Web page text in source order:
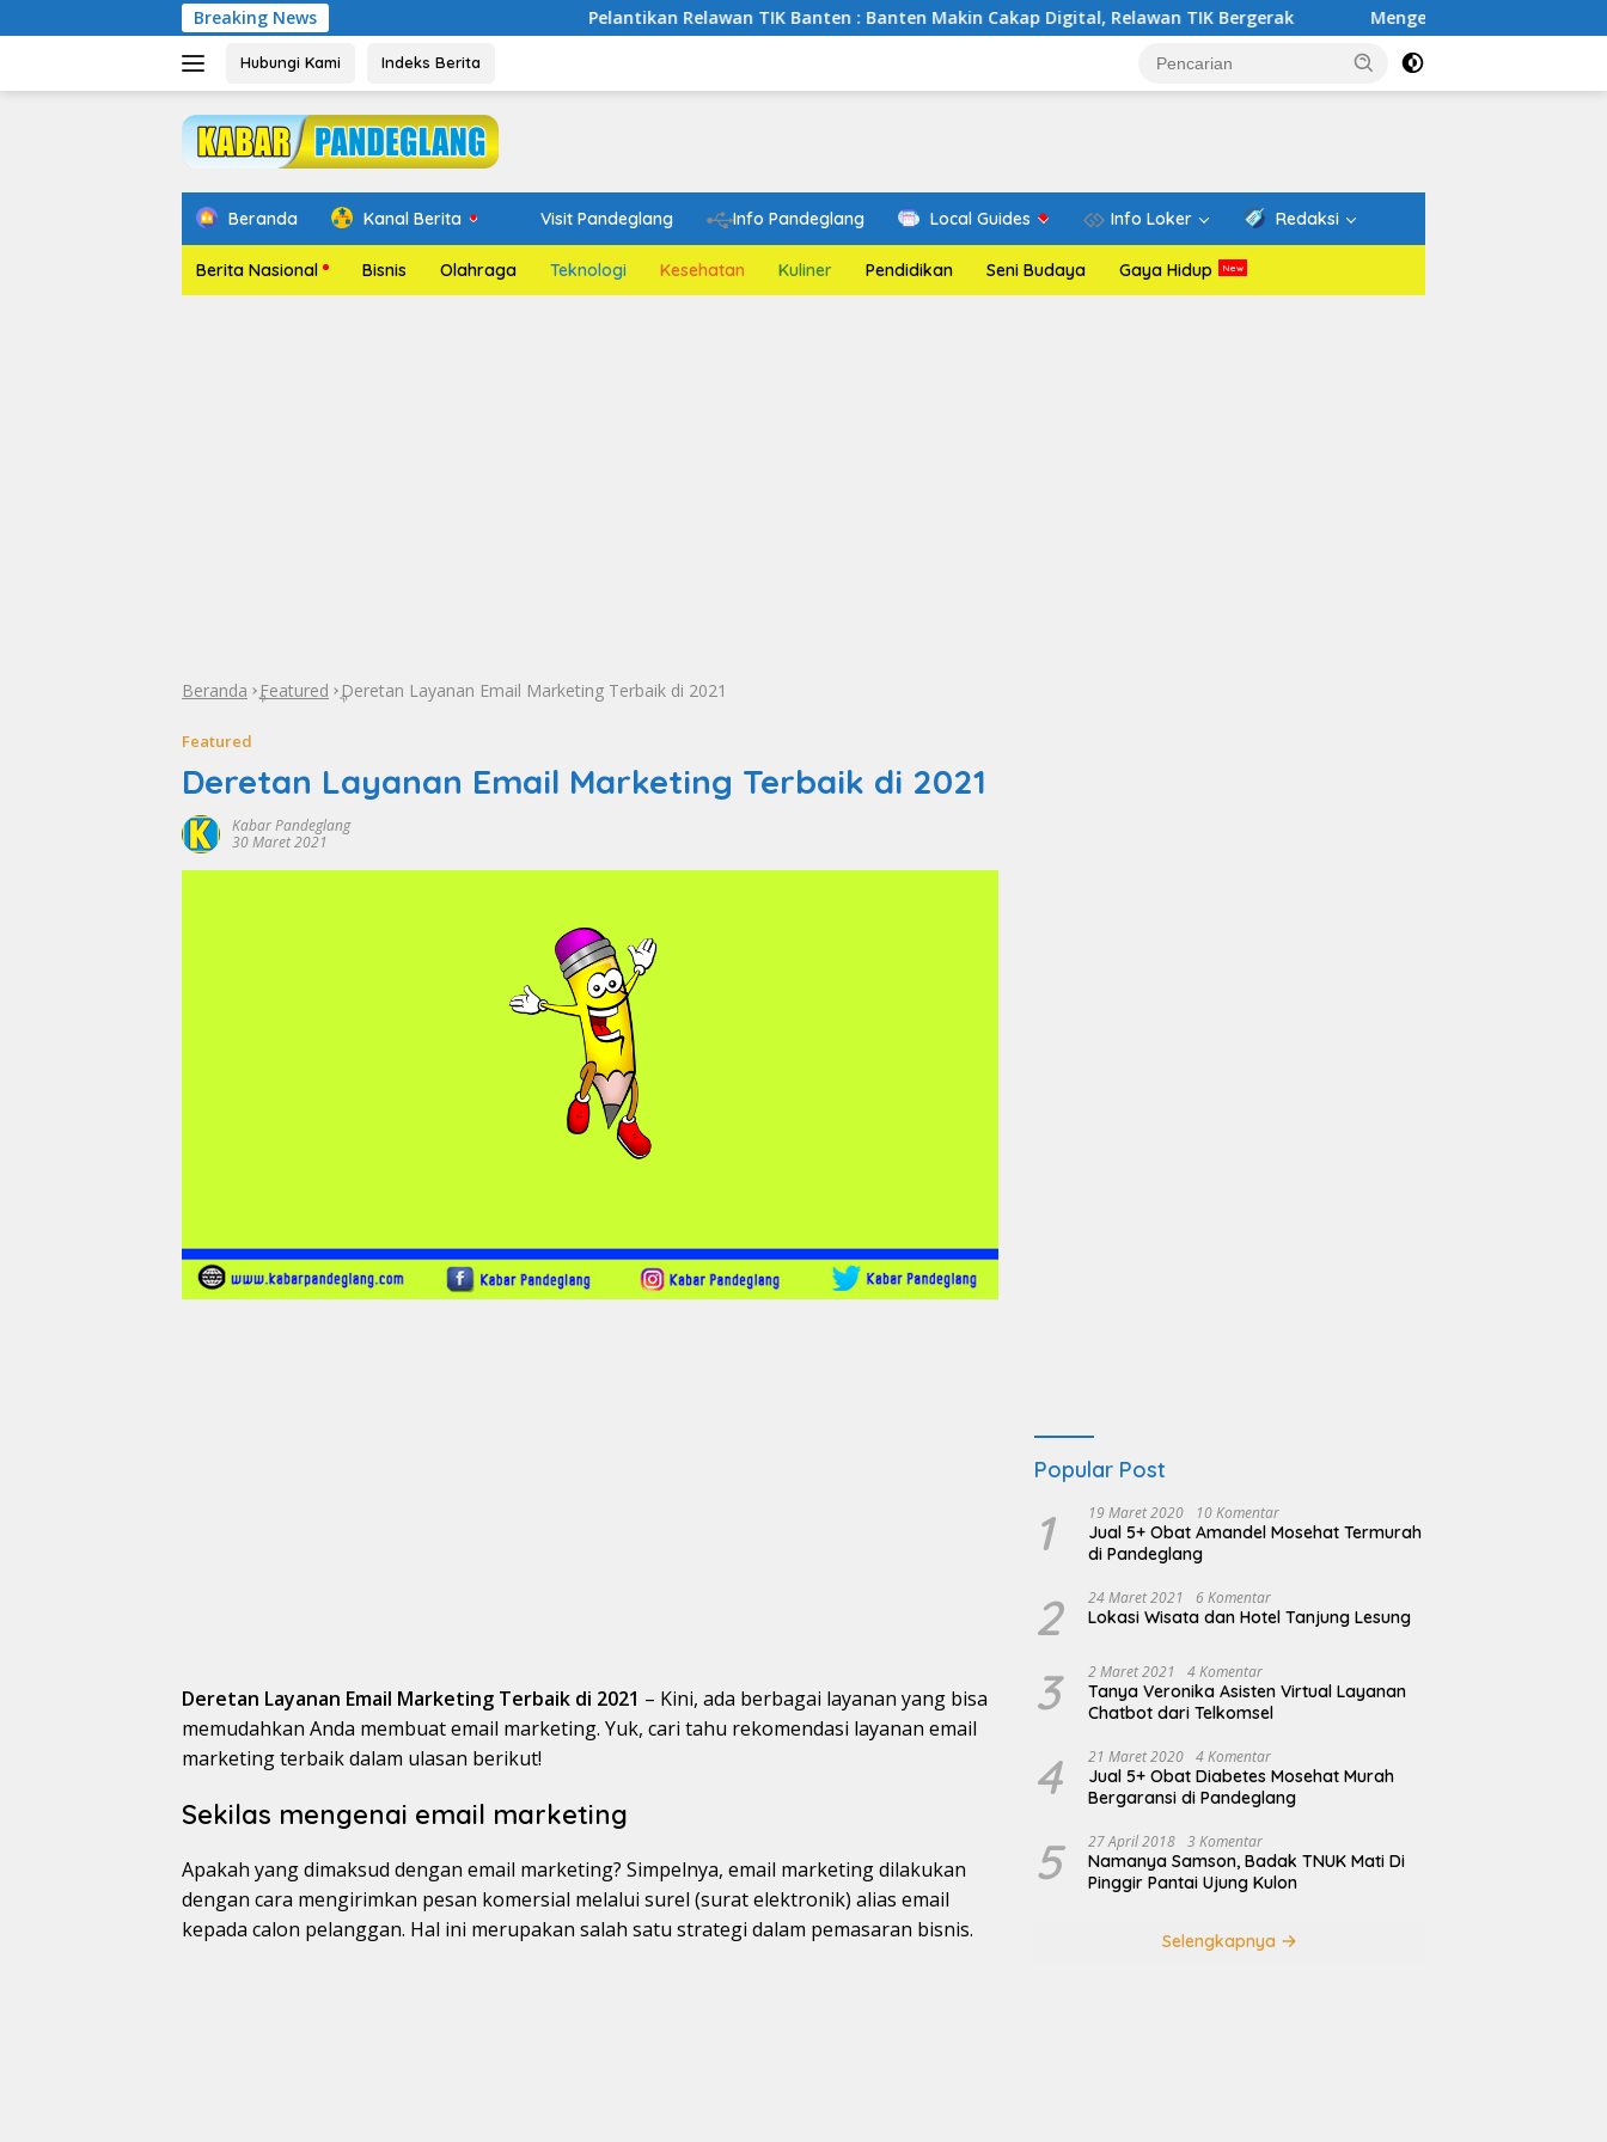
ke
Breaking News Pelantikan Relawan TIK Banten : Banten Makin Cakap Digital, Relawan TIK Bergerak Mengenal Website Resmi PAFI: Wadah
Hubungi Kami Indeks Berita
Beranda Kanal Berita Visit Pandeglang Info Pandeglang Local Guides Info Loker Redaksi
Berita Nasional Bisnis Olahraga Teknologi Kesehatan Kuliner Pendidikan Seni Budaya Gaya Hidup
Beranda »Featured »Deretan Layanan Email Marketing Terbaik di 2021
Featured
Deretan Layanan Email Marketing Terbaik di 2021
Kabar Pandeglang
30 Maret 2021
Deretan Layanan Email Marketing Terbaik di 2021 – Kini, ada berbagai layanan yang bisa
memudahkan Anda membuat email marketing. Yuk, cari tahu rekomendasi layanan email
marketing terbaik dalam ulasan berikut!
Sekilas mengenai email marketing
Apakah yang dimaksud dengan email marketing? Simpelnya, email marketing dilakukan
dengan cara mengirimkan pesan komersial melalui surel (surat elektronik) alias email
kepada calon pelanggan. Hal ini merupakan salah satu strategi dalam pemasaran bisnis.
Popular Post
1 19 Maret 2020 10 Komentar
Jual 5+ Obat Amandel Mosehat Termurah
di Pandeglang
2 24 Maret 2021 6 Komentar
Lokasi Wisata dan Hotel Tanjung Lesung
3 2 Maret 2021 4 Komentar
Tanya Veronika Asisten Virtual Layanan
Chatbot dari Telkomsel
4 21 Maret 2020 4 Komentar
Jual 5+ Obat Diabetes Mosehat Murah
Bergaransi di Pandeglang
5 27 April 2018 3 Komentar
Namanya Samson, Badak TNUK Mati Di
Pinggir Pantai Ujung Kulon
Selengkapnya